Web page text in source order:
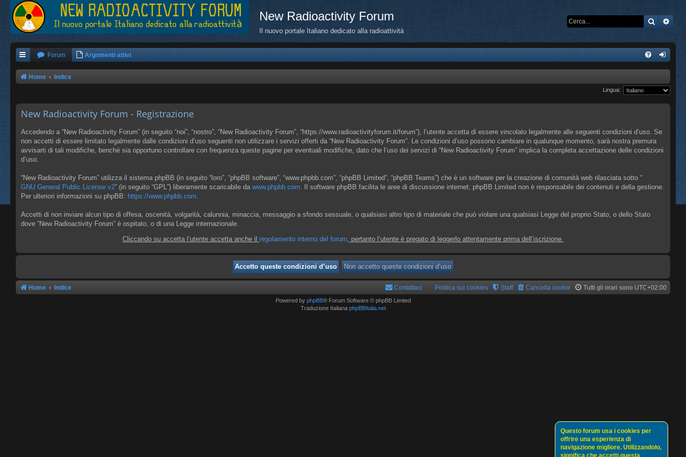
New Radioactivity Forum
Il nuovo portale Italiano dedicato alla radioattività
Cerca
Forum Argomenti attivi
Home Indice
Lingua:
New Radioactivity Forum - Registrazione
Accedendo a “New Radioactivity Forum” (in seguito “noi”, “nostro”, “New Radioactivity Forum”, “https://www.radioactivityforum.it/forum”), l’utente accetta di essere vincolato legalmente alle seguenti condizioni d’uso. Se
non accetti di essere limitato legalmente dalle condizioni d’uso seguenti non utilizzare i servizi offerti da “New Radioactivity Forum”. Le condizioni d’uso possono cambiare in qualunque momento, sarà nostra premura
avvisarti di tali modifiche, benché sia opportuno controllare con frequenza queste pagine per eventuali modifiche, dato che l’uso dei servizi di “New Radioactivity Forum” implica la completa accettazione delle condizioni
d’uso.
“New Radioactivity Forum” utilizza il sistema phpBB (in seguito “loro”, “phpBB software”, “www.phpbb.com”, “phpBB Limited”, “phpBB Teams”) che è un software per la creazione di comunità web rilasciata sotto “
GNU General Public License v2” (in seguito “GPL”) liberamente scaricabile da www.phpbb.com . Il software phpBB facilita le aree di discussione internet; phpBB Limited non è responsabile dei contenuti e della gestione.
Per ulteriori informazioni su phpBB: https://www.phpbb.com
Accetti di non inviare alcun tipo di offesa, oscenità, volgarità, calunnia, minaccia, messaggio a sfondo sessuale, o qualsiasi altro tipo di materiale che può violare una qualsiasi Legge del proprio Stato, o dello Stato
dove “New Radioactivity Forum” è ospitato, o di una Legge internazionale.
Cliccando su accetta l’utente accetta anche il regolamento interno del forum , pertanto l’utente è pregato di leggerlo attentamente prima dell’iscrizione.
Questo forum usa i cookies per
offrire una esperienza di
navigazione migliore. Utilizzandolo,
significa che accetti questa
Home Indice Tutti gli orari sono UTC+02:00
Cancella cookie
Staff
Politica sui cookies
Contattaci
Powered by phpBB® Forum Software © phpBB Limited
Traduzione Italiana phpBBItalia.net